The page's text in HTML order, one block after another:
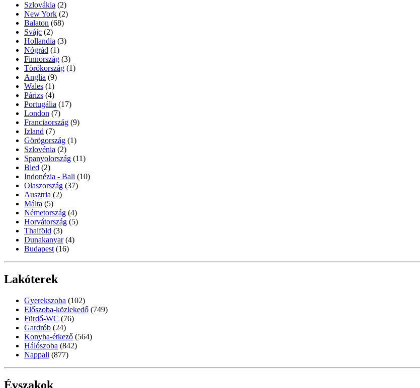
Szlovákia (2)
New York (2)
Balaton (68)
Svájc (2)
Hollandia (3)
Nógrád (1)
Finnország (3)
Törökország (1)
Anglia (9)
Wales (1)
Párizs (4)
Portugália (17)
London (7)
Franciaország (9)
Izland (7)
Görögország (1)
Szlovénia (2)
Spanyolország (11)
Bled (2)
Indonézia - Bali (10)
Olaszország (37)
Ausztria (2)
Málta (5)
Németország (4)
Horvátország (5)
Thaiföld (3)
Dunakanyar (4)
Budapest (16)
Lakóterek
Gyerekszoba (102)
Előszoba-közlekedő (749)
Fürdő-WC (76)
Gardrób (24)
Konyha-étkező (564)
Hálószoba (842)
Nappali (877)
Évszakok